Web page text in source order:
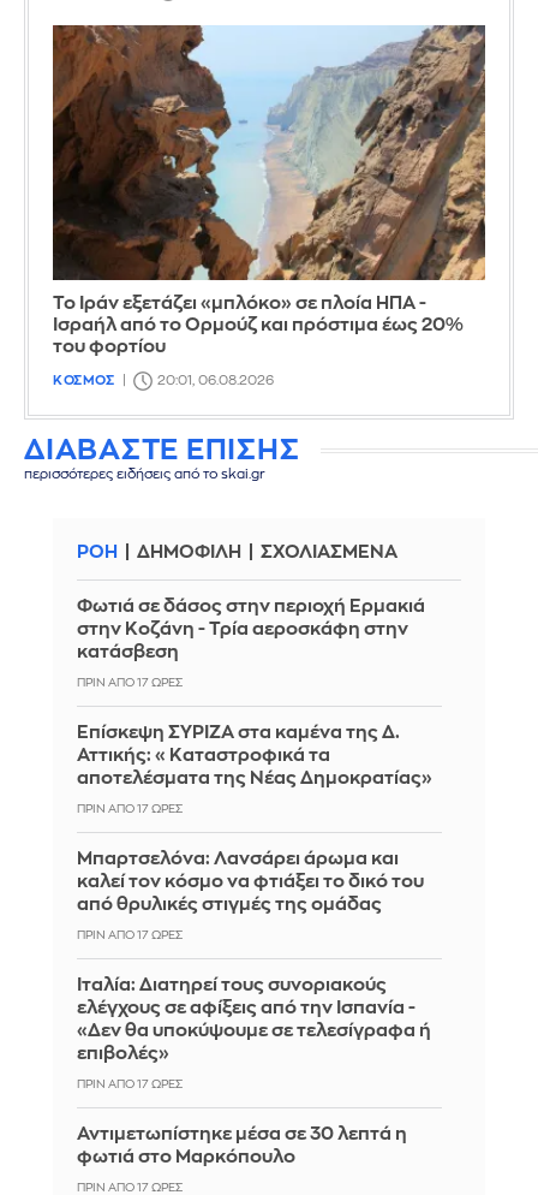
Το Ιράν εξετάζει «μπλόκο» σε πλοία ΗΠΑ -
Ισραήλ από το Ορμούζ και πρόστιμα έως 20%
του φορτίου
ΚΟΣΜΟΣ 20:01, 06.08.2026
ΔΙΑΒΑΣΤΕ ΕΠΙΣΗΣ
περισσότερες ειδήσεις από το skai.gr
ΡΟΗ ΔΗΜΟΦΙΛΗ ΣΧΟΛΙΑΣΜΕΝΑ
Φωτιά σε δάσος στην περιοχή Ερμακιά
στην Κοζάνη - Τρία αεροσκάφη στην
κατάσβεση
ΠΡΙΝ ΑΠΌ 17 ΏΡΕΣ
Επίσκεψη ΣΥΡΙΖΑ στα καμένα της Δ.
Αττικής: «Καταστροφικά τα
αποτελέσματα της Νέας Δημοκρατίας»
ΠΡΙΝ ΑΠΌ 17 ΏΡΕΣ
Μπαρτσελόνα: Λανσάρει άρωμα και
καλεί τον κόσμο να φτιάξει το δικό του
από θρυλικές στιγμές της ομάδας
ΠΡΙΝ ΑΠΌ 17 ΏΡΕΣ
Ιταλία: Διατηρεί τους συνοριακούς
ελέγχους σε αφίξεις από την Ισπανία -
«Δεν θα υποκύψουμε σε τελεσίγραφα ή
επιβολές»
ΠΡΙΝ ΑΠΌ 17 ΏΡΕΣ
Αντιμετωπίστηκε μέσα σε 30 λεπτά η
φωτιά στο Μαρκόπουλο
ΠΡΙΝ ΑΠΌ 17 ΏΡΕΣ